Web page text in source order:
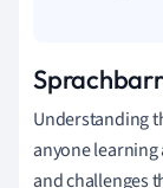
Understanding
anyone learning
and challenges